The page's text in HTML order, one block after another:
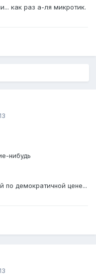
как раз а-ля микротик.
нибудь
по демократичной цене...